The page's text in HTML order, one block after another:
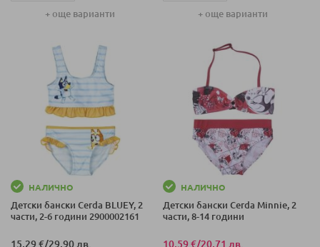
104 СМ (4 Г)
98 СМ (3 Г)
114 СМ (5 Г)
+ още варианти
104 СМ (4 Г)
114 СМ (5 Г)
+ още варианти
НАЛИЧНО
Детски бански Cerda BLUEY, 2
части, 2-6 години 2900002161
15,29 €/29,90 лв.
НАЛИЧНО
Детски бански Cerda Minnie, 2
части, 8-14 години
10,59 €/20,71 лв.